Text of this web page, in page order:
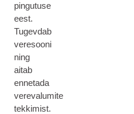
pingutuse
eest.
Tugevdab
veresooni
ning
aitab
ennetada
verevalumite
tekkimist.